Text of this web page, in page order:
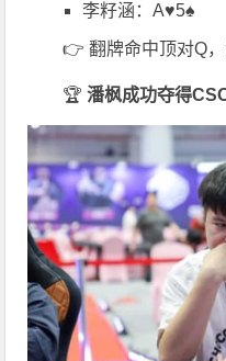
李籽涵：A♥5♠
👉 翻牌命中顶对Q，
🏆潘枫成功夺得